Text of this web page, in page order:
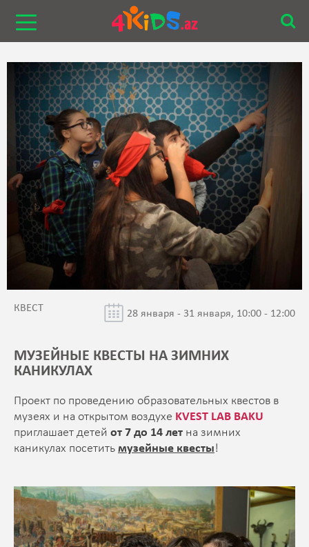
КВЕСТ 28 января - 31 января, 10:00 - 12:00
МУЗЕЙНЫЕ КВЕСТЫ НА ЗИМНИХ
КАНИКУЛАХ
Проект по проведению образовательных квестов в
музеях и на открытом воздухе KVEST LAB BAKU
приглашает детей от 7 до 14 лет на зимних
каникулах посетить музейные квесты!